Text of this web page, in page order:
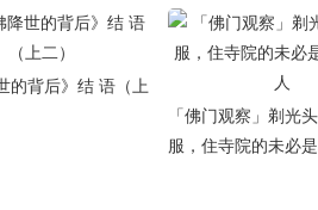
的背后》结 语（上
「佛门观察」剃光
服，住寺院的未必